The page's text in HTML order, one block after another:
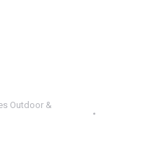
Outdoor &